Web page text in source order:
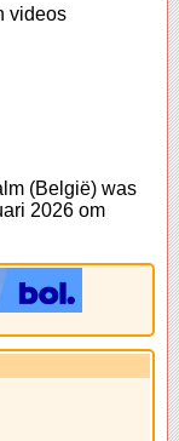
videos
(België) was
2026 om